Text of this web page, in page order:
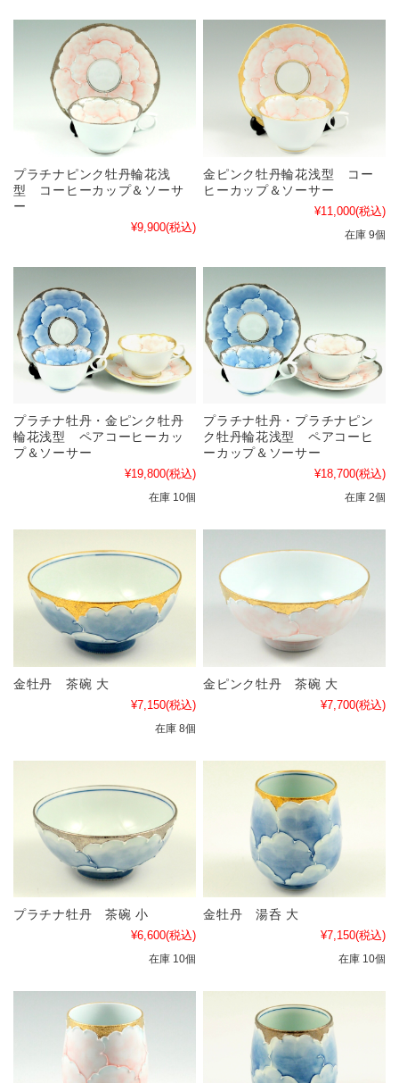
プラチナピンク牡丹輪花浅
型 コーヒーカップ＆ソーサ
ー
¥9,900(税込)
金ピンク牡丹輪花浅型 コー
ヒーカップ＆ソーサー
¥11,000(税込)
在庫 9個
プラチナ牡丹・金ピンク牡丹
輪花浅型 ペアコーヒーカッ
プ＆ソーサー
¥19,800(税込)
在庫 10個
プラチナ牡丹・プラチナピン
ク牡丹輪花浅型 ペアコーヒ
ーカップ＆ソーサー
¥18,700(税込)
在庫 2個
金牡丹 茶碗 大
¥7,150(税込)
在庫 8個
金ピンク牡丹 茶碗 大
¥7,700(税込)
プラチナ牡丹 茶碗 小
¥6,600(税込)
在庫 10個
金牡丹 湯呑 大
¥7,150(税込)
在庫 10個